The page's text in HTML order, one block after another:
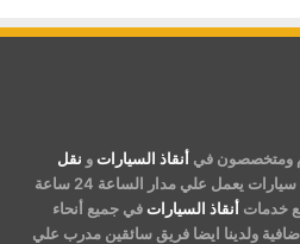
أنقاذ السيارات و نقل
والمعدات ولدينا اسطول سيارات يعمل علي مدار الساعة 24 ساعة
خدمات أنقاذ السيارات في جميع أنحاء
ولدينا ايضا فريق سائقين مدرب علي